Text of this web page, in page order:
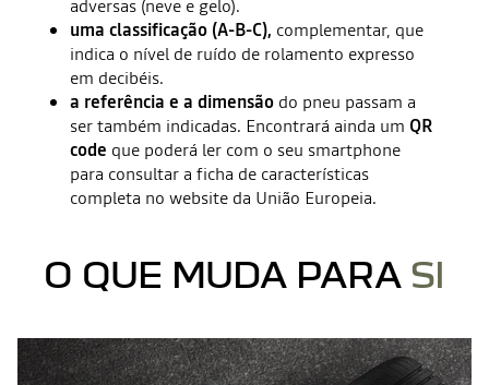
adversas (neve e gelo).
uma classificação (A-B-C), complementar, que
indica o nível de ruído de rolamento expresso
em decibéis.
a referência e a dimensão do pneu passam a
ser também indicadas. Encontrará ainda um QR
code que poderá ler com o seu smartphone
para consultar a ficha de características
completa no website da União Europeia.
O QUE MUDA PARA SI